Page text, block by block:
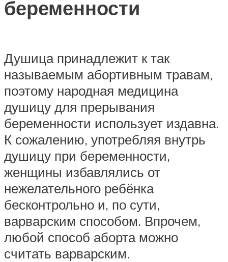
беременности
Душица принадлежит к так
называемым абортивным травам,
поэтому народная медицина
душицу для прерывания
беременности использует издавна.
К сожалению, употребляя внутрь
душицу при беременности,
женщины избавлялись от
нежелательного ребёнка
бесконтрольно и, по сути,
варварским способом. Впрочем,
любой способ аборта можно
считать варварским.